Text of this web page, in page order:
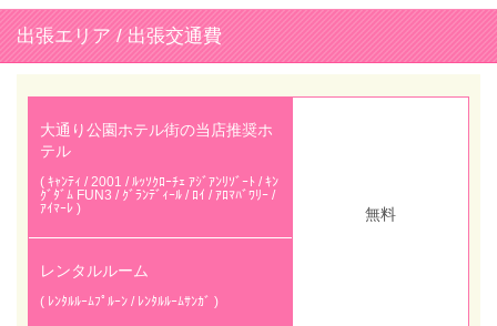
出張エリア / 出張交通費
大通り公園ホテル街の当店推奨ホ
テル
( ｷｬﾝﾃｨ / 2001 / ﾙｯｿｸﾛｰﾁｪ ｱｼﾞｱﾝﾘｿﾞｰﾄ / ｷﾝ
ｸﾞﾀﾞﾑ FUN3 / ｸﾞﾗﾝﾃﾞｨｰﾙ / ﾛｲ / ｱﾛﾏﾊﾞﾜﾘｰ /
ｱｲﾏｰﾚ )
レンタルルーム
( ﾚﾝﾀﾙﾙｰﾑﾌﾟﾙｰﾝ / ﾚﾝﾀﾙﾙｰﾑｻﾝｶﾞ )
無料